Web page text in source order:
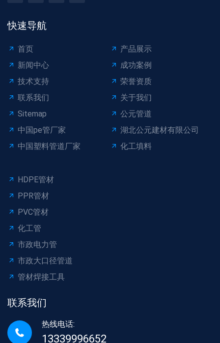
快速导航
首页
产品展示
新闻中心
成功案例
技术支持
荣誉资质
联系我们
关于我们
Sitemap
公元管道
中国pe管厂家
湖北公元建材有限公司
中国塑料管道厂家
化工填料
HDPE管材
PPR管材
PVC管材
化工管
市政电力管
市政大口径管道
管材焊接工具
联系我们
热线电话:
13339996652